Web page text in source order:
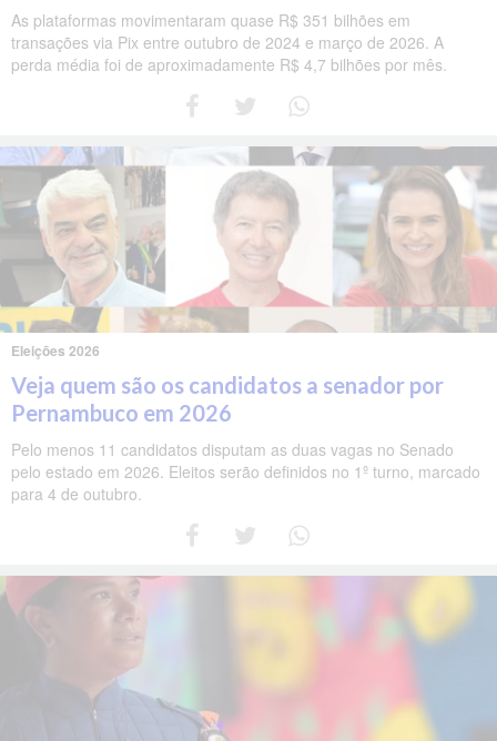
As plataformas movimentaram quase R$ 351 bilhões em
transações via Pix entre outubro de 2024 e março de 2026. A
perda média foi de aproximadamente R$ 4,7 bilhões por mês.
Eleições 2026
Veja quem são os candidatos a senador por
Pernambuco em 2026
Pelo menos 11 candidatos disputam as duas vagas no Senado
pelo estado em 2026. Eleitos serão definidos no 1º turno, marcado
para 4 de outubro.